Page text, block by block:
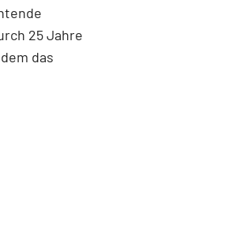
25 Jahre
das